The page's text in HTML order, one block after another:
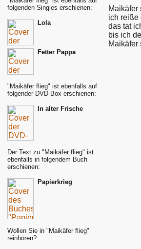
folgenden Singles erschienen:
Lola
Fetter Pappa
"Maikäfer flieg" ist ebenfalls auf
folgender DVD-Box erschienen:
In alter Frische
Der Text zu "Maikäfer flieg" ist
ebenfalls in folgendem Buch
erschienen:
Papierkrieg
Wollen Sie in "Maikäfer flieg"
reinhören?
Maikäfer
ich reiße
das tat
bis ich
Maikäfer